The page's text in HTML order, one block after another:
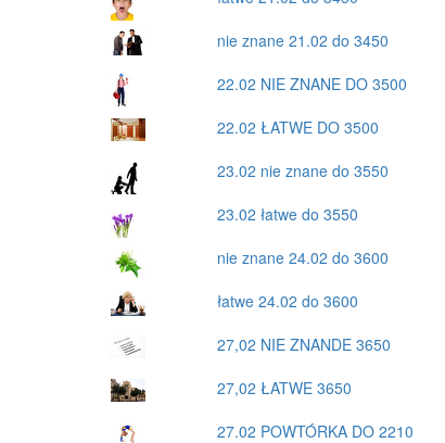
nie znane 21.02 do 3450
22.02 NIE ZNANE DO 3500
22.02 ŁATWE DO 3500
23.02 nie znane do 3550
23.02 łatwe do 3550
nie znane 24.02 do 3600
łatwe 24.02 do 3600
27,02 NIE ZNANDE 3650
27,02 ŁATWE 3650
27.02 POWTÓRKA DO 2210